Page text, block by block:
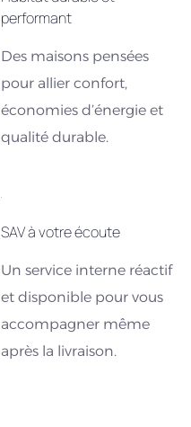
performant
Des maisons pensées
pour allier confort,
économies d’énergie et
qualité durable.
SAV à votre écoute
Un service interne réactif
et disponible pour vous
accompagner même
après la livraison.